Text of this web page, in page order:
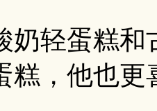
奶轻蛋糕
糕，他也